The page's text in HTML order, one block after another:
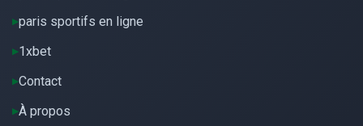
paris sportifs en ligne
1xbet
Contact
À propos